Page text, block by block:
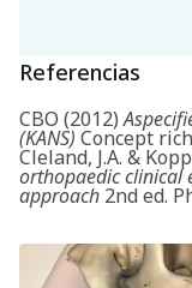
Referencias
CBO (2012)
(KANS) Concept
Cleland, J.A. &
orthopaedic clinical
approach 2nd ed.